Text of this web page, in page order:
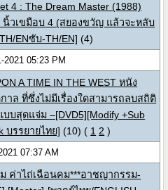
4 : The Dream Master (1988)
วเขมือบ 4 (สยองขวัญ แล้วจะหลับ
ENซับ-TH/EN] (4)
05:23 PM
A TIME IN THE WEST หนัง
ล ที่ซึ่งไม่มีเรื่องใดสามารถลบสถิติ
บสุดแจ่ม –[DVD5][Modify +Sub
บรรยายไทย] (10)( 1 2 )
07:37 AM
ค่าไถ่เฉือนคม***อาชญากรรม-